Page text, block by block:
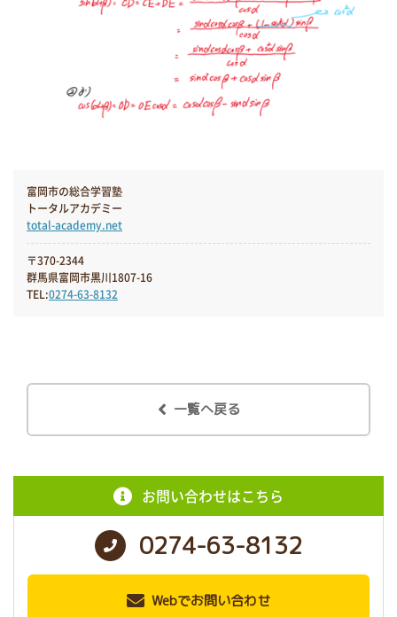
富岡市の総合学習塾
トータルアカデミー
total-academy.net
〒370-2344
群馬県富岡市黒川1807-16
TEL:0274-63-8132
一覧へ戻る
お問い合わせはこちら
0274-63-8132
Webでお問い合わせ